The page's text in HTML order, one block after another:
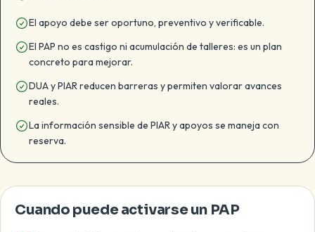
El apoyo debe ser oportuno, preventivo y verificable.
El PAP no es castigo ni acumulación de talleres: es un plan
concreto para mejorar.
DUA y PIAR reducen barreras y permiten valorar avances
reales.
La información sensible de PIAR y apoyos se maneja con
reserva.
Cuando puede activarse un PAP